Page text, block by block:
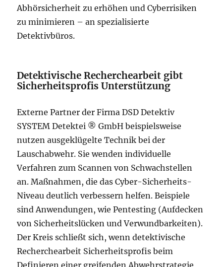
Abhörsicherheit zu erhöhen und Cyberrisiken
zu minimieren – an spezialisierte
Detektivbüros.
Detektivische Recherchearbeit gibt
Sicherheitsprofis Unterstützung
Externe Partner der Firma DSD Detektiv
SYSTEM Detektei ® GmbH beispielsweise
nutzen ausgeklügelte Technik bei der
Lauschabwehr. Sie wenden individuelle
Verfahren zum Scannen von Schwachstellen
an. Maßnahmen, die das Cyber-Sicherheits-
Niveau deutlich verbessern helfen. Beispiele
sind Anwendungen, wie Pentesting (Aufdecken
von Sicherheitslücken und Verwundbarkeiten).
Der Kreis schließt sich, wenn detektivische
Recherchearbeit Sicherheitsprofis beim